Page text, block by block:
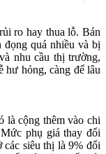
ro hay thua lỗ. Bán
đọng quá nhiều và bị
nhu cầu thị trường,
hư hỏng, càng để lâu
là cộng thêm vào chi
phụ giá thay đổi
siêu thị là 9% đối